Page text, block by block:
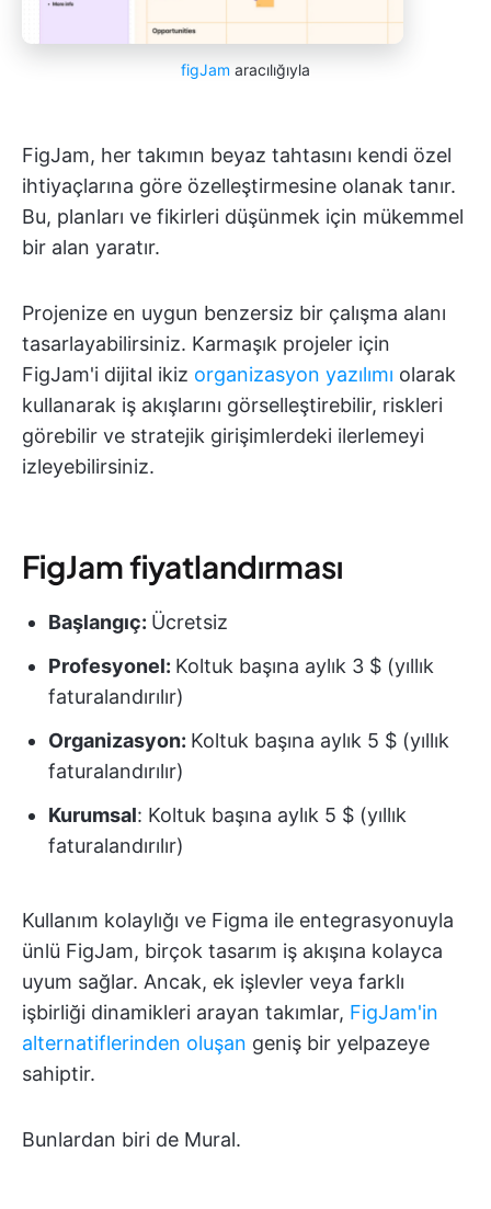
figJam aracılığıyla
FigJam, her takımın beyaz tahtasını kendi özel
ihtiyaçlarına göre özelleştirmesine olanak tanır.
Bu, planları ve fikirleri düşünmek için mükemmel
bir alan yaratır.
Projenize en uygun benzersiz bir çalışma alanı
tasarlayabilirsiniz. Karmaşık projeler için
FigJam'i dijital ikiz organizasyon yazılımı olarak
kullanarak iş akışlarını görselleştirebilir, riskleri
görebilir ve stratejik girişimlerdeki ilerlemeyi
izleyebilirsiniz.
FigJam fiyatlandırması
Başlangıç: Ücretsiz
Profesyonel: Koltuk başına aylık 3 $ (yıllık
faturalandırılır)
Organizasyon: Koltuk başına aylık 5 $ (yıllık
faturalandırılır)
Kurumsal: Koltuk başına aylık 5 $ (yıllık
faturalandırılır)
Kullanım kolaylığı ve Figma ile entegrasyonuyla
ünlü FigJam, birçok tasarım iş akışına kolayca
uyum sağlar. Ancak, ek işlevler veya farklı
işbirliği dinamikleri arayan takımlar, FigJam'in
alternatiflerinden oluşan geniş bir yelpazeye
sahiptir.
Bunlardan biri de Mural.